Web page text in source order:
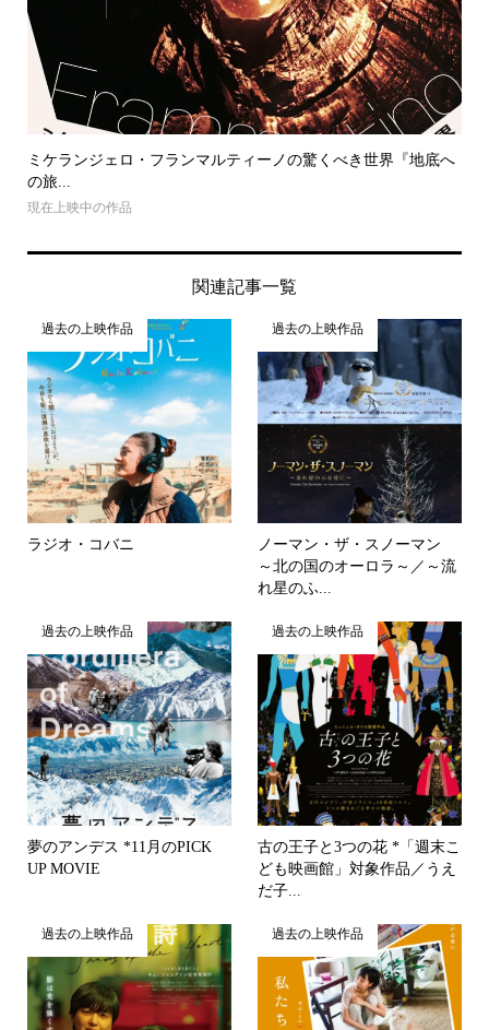
ミケランジェロ・フランマルティーノの驚くべき世界『地底へ
の旅...
現在上映中の作品
関連記事一覧
過去の上映作品
ラジオ・コバニ
過去の上映作品
ノーマン・ザ・スノーマン
～北の国のオーロラ～／～流
れ星のふ...
過去の上映作品
夢のアンデス *11月のPICK
UP MOVIE
過去の上映作品
古の王子と3つの花 *「週末こ
ども映画館」対象作品／うえ
だ子...
過去の上映作品 過去の上映作品